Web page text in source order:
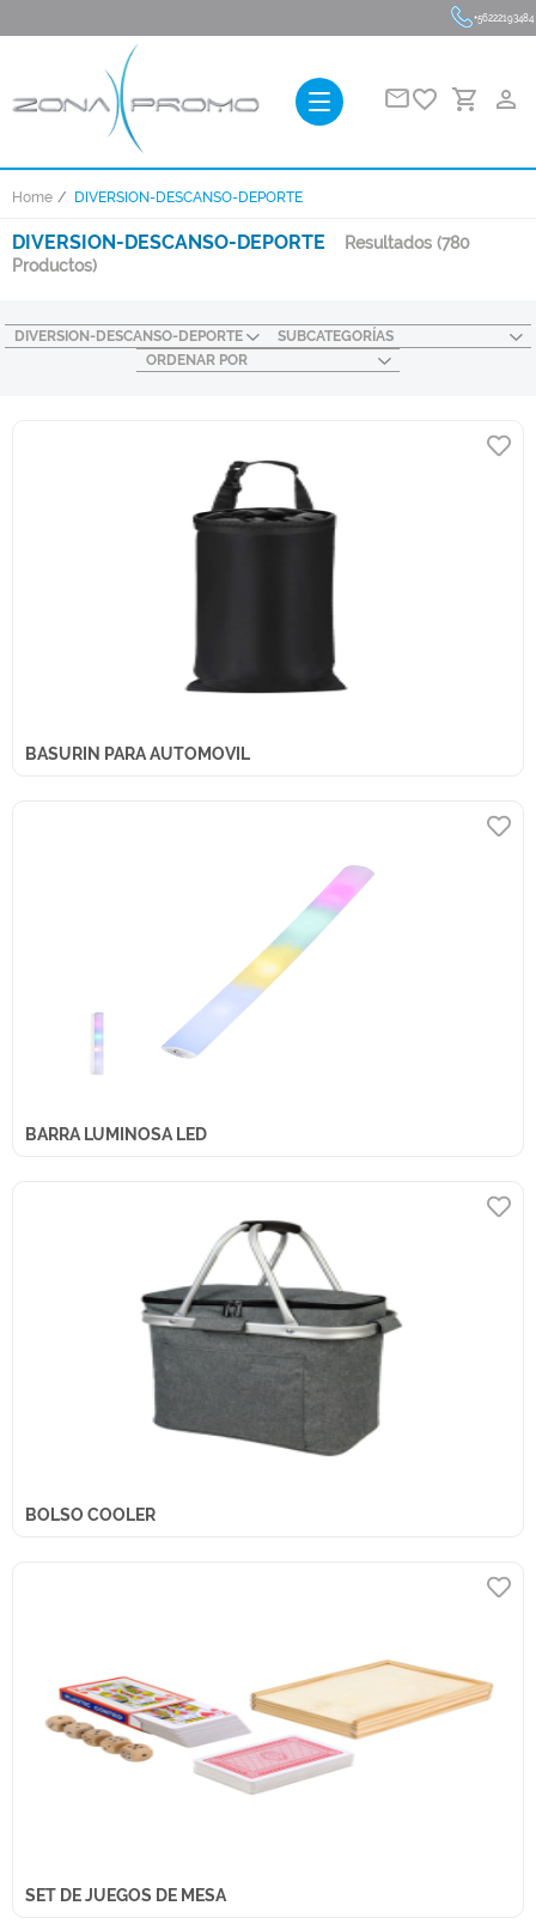
+56222193484
favorite_border person_outline
Home DIVERSION-DESCANSO-DEPORTE
DIVERSION-DESCANSO-DEPORTE Resultados (780
Productos)
DIVERSION-DESCANSO-DEPORTE
SUBCATEGORÍAS
ORDENAR POR
BASURIN PARA AUTOMOVIL
BARRA LUMINOSA LED
BOLSO COOLER
SET DE JUEGOS DE MESA